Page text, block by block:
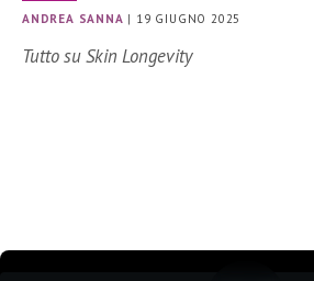
ANDREA SANNA | 19 GIUGNO 2025
Tutto su Skin Longevity